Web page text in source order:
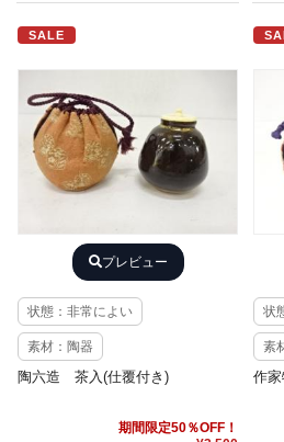
SALE
プレビュー
状態：非常によい
素材：陶器
陶六造 茶入(仕覆付き)
期間限定50％OFF！
状
素
作